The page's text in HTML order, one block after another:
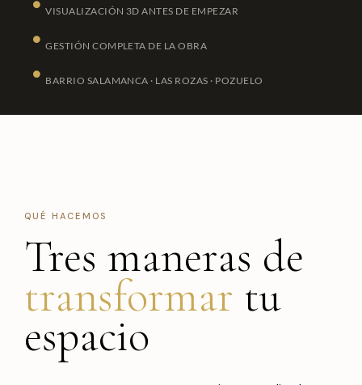
VISUALIZACIÓN 3D ANTES DE EMPEZAR
GESTIÓN COMPLETA DE LA OBRA
BARRIO SALAMANCA · LAS ROZAS · POZUELO
QUÉ HACEMOS
Tres maneras de
transformar tu
espacio